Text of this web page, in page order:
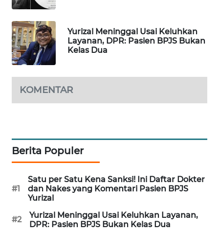
Yurizal Meninggal Usai Keluhkan
Layanan, DPR: Pasien BPJS Bukan
Kelas Dua
KOMENTAR
Berita Populer
#1
Satu per Satu Kena Sanksi! Ini Daftar Dokter
dan Nakes yang Komentari Pasien BPJS
Yurizal
#2
Yurizal Meninggal Usai Keluhkan Layanan,
DPR: Pasien BPJS Bukan Kelas Dua
WAHANANEWS
ID
WAHANANEWS
CO ID
NET
WAHANA
UMKM
WAHANA
SELEB
WAHANA